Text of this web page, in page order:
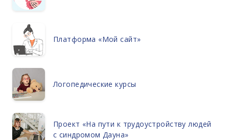
Платформа «Мой сайт»
Логопедические курсы
Проект «На пути к трудоустройству людей
с синдромом Дауна»